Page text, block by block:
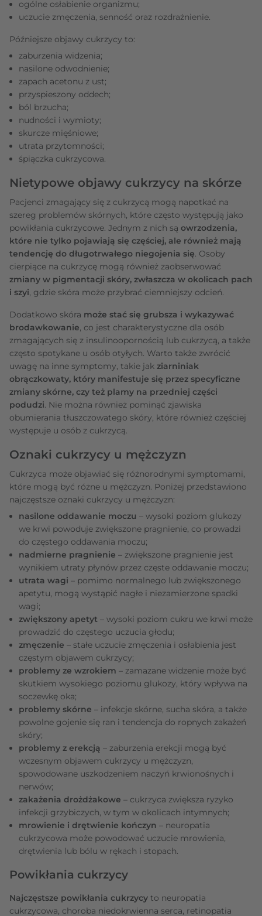
ogólne osłabienie organizmu;
uczucie zmęczenia, senność oraz rozdrażnienie.
Późniejsze objawy cukrzycy to:
zaburzenia widzenia;
nasilone odwodnienie;
zapach acetonu z ust;
przyspieszony oddech;
ból brzucha;
nudności i wymioty;
skurcze mięśniowe;
utrata przytomności;
śpiączka cukrzycowa.
Nietypowe objawy cukrzycy na skórze
Pacjenci zmagający się z cukrzycą mogą napotkać na
szereg problemów skórnych, które często występują jako
powikłania cukrzycowe. Jednym z nich są owrzodzenia,
które nie tylko pojawiają się częściej, ale również mają
tendencję do długotrwałego niegojenia się. Osoby
cierpiące na cukrzycę mogą również zaobserwować
zmiany w pigmentacji skóry, zwłaszcza w okolicach pach
i szyi, gdzie skóra może przybrać ciemniejszy odcień.
Dodatkowo skóra może stać się grubsza i wykazywać
brodawkowanie, co jest charakterystyczne dla osób
zmagających się z insulinoopornością lub cukrzycą, a także
często spotykane u osób otyłych. Warto także zwrócić
uwagę na inne symptomy, takie jak ziarniniak
obrączkowaty, który manifestuje się przez specyficzne
zmiany skórne, czy też plamy na przedniej części
podudzi. Nie można również pominąć zjawiska
obumierania tłuszczowatego skóry, które również częściej
występuje u osób z cukrzycą.
Oznaki cukrzycy u mężczyzn
Cukrzyca może objawiać się różnorodnymi symptomami,
które mogą być różne u mężczyzn. Poniżej przedstawiono
najczęstsze oznaki cukrzycy u mężczyzn:
nasilone oddawanie moczu – wysoki poziom glukozy
we krwi powoduje zwiększone pragnienie, co prowadzi
do częstego oddawania moczu;
nadmierne pragnienie – zwiększone pragnienie jest
wynikiem utraty płynów przez częste oddawanie moczu;
utrata wagi – pomimo normalnego lub zwiększonego
apetytu, mogą wystąpić nagłe i niezamierzone spadki
wagi;
zwiększony apetyt – wysoki poziom cukru we krwi może
prowadzić do częstego uczucia głodu;
zmęczenie – stałe uczucie zmęczenia i osłabienia jest
częstym objawem cukrzycy;
problemy ze wzrokiem – zamazane widzenie może być
skutkiem wysokiego poziomu glukozy, który wpływa na
soczewkę oka;
problemy skórne – infekcje skórne, sucha skóra, a także
powolne gojenie się ran i tendencja do ropnych zakażeń
skóry;
problemy z erekcją – zaburzenia erekcji mogą być
wczesnym objawem cukrzycy u mężczyzn,
spowodowane uszkodzeniem naczyń krwionośnych i
nerwów;
zakażenia drożdżakowe – cukrzyca zwiększa ryzyko
infekcji grzybiczych, w tym w okolicach intymnych;
mrowienie i drętwienie kończyn – neuropatia
cukrzycowa może powodować uczucie mrowienia,
drętwienia lub bólu w rękach i stopach.
Powikłania cukrzycy
Najczęstsze powikłania cukrzycy to neuropatia
cukrzycowa, choroba niedokrwienna serca, retinopatia